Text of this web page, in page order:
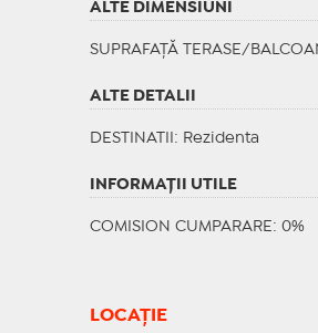
ALTE DIMENSIUNI
SUPRAFAȚĂ TERASE/
ALTE DETALII
DESTINATII : Rezidenta
INFORMAŢII UTILE
COMISION CUMPARARE: 0%
LOCAȚIE